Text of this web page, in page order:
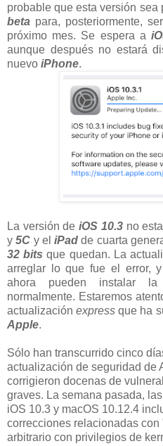
probable que esta versión
beta para, posteriormente,
próximo mes. Se espera a
aunque después no estará
nuevo iPhone.
La versión deiOS 10.3no
y5C y eliPad de cuarta
32 bits que quedan. La
arreglar lo que fue el error,
ahora pueden instalar
normalmente. Estaremos
actualizaciónexpress que ha
Apple.
Sólo han transcurrido cinco
actualización de seguridad de
corrigieron docenas de
graves. La semana pasada,
iOS 10.3 y macOS 10.12.4
correcciones relacionadas
arbitrario con privilegios de